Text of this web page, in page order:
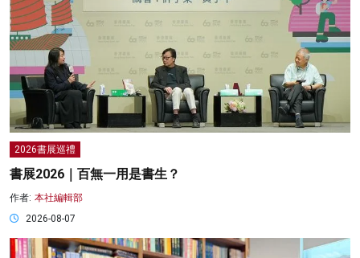
2026書展巡禮
書展2026｜百無一用是書生？
作者: 本社編輯部
2026-08-07